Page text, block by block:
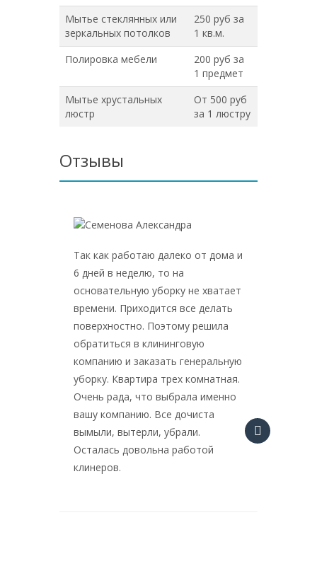
Мытье стеклянных или
зеркальных потолков
250 руб за
1 кв.м.
Полировка мебели
200 руб за
1 предмет
Мытье хрустальных
люстр
От 500 руб
за 1 люстру
Отзывы
Так как работаю далеко от дома и
6 дней в неделю, то на
основательную уборку не хватает
времени. Приходится все делать
поверхностно. Поэтому решила
обратиться в клининговую
компанию и заказать генеральную
уборку. Квартира трех комнатная.
Очень рада, что выбрала именно
вашу компанию. Все дочиста
вымыли, вытерли, убрали.
Осталась довольна работой
клинеров.